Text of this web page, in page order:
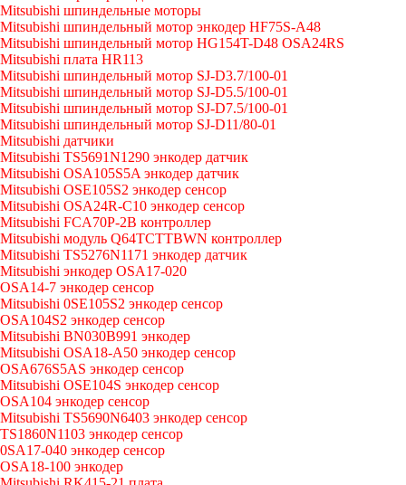
Mitsubishi шпиндельные моторы
Mitsubishi шпиндельный мотор энкодер HF75S-A48
Mitsubishi шпиндельный мотор HG154T-D48 OSA24RS
Mitsubishi плата HR113
Mitsubishi шпиндельный мотор SJ-D3.7/100-01
Mitsubishi шпиндельный мотор SJ-D5.5/100-01
Mitsubishi шпиндельный мотор SJ-D7.5/100-01
Mitsubishi шпиндельный мотор SJ-D11/80-01
Mitsubishi датчики
Mitsubishi TS5691N1290 энкодер датчик
Mitsubishi OSA105S5A энкодер датчик
Mitsubishi OSE105S2 энкодер сенсор
Mitsubishi OSA24R-C10 энкодер сенсор
Mitsubishi FCA70P-2B контроллер
Mitsubishi модуль Q64TCTTBWN контроллер
Mitsubishi TS5276N1171 энкодер датчик
Mitsubishi энкодер OSA17-020
OSA14-7 энкодер сенсор
Mitsubishi 0SE105S2 энкодер сенсор
OSA104S2 энкодер сенсор
Mitsubishi BN030B991 энкодер
Mitsubishi OSA18-A50 энкодер сенсор
OSA676S5AS энкодер сенсор
Mitsubishi OSE104S энкодер сенсор
OSA104 энкодер сенсор
Mitsubishi TS5690N6403 энкодер сенсор
TS1860N1103 энкодер сенсор
0SA17-040 энкодер сенсор
OSA18-100 энкодер